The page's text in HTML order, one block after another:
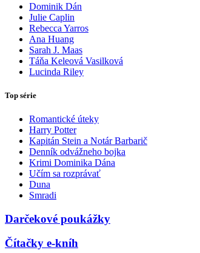
Dominik Dán
Julie Caplin
Rebecca Yarros
Ana Huang
Sarah J. Maas
Táňa Keleová Vasilková
Lucinda Riley
Top série
Romantické úteky
Harry Potter
Kapitán Stein a Notár Barbarič
Denník odvážneho bojka
Krimi Dominika Dána
Učím sa rozprávať
Duna
Smradi
Darčekové poukážky
Čítačky e-kníh